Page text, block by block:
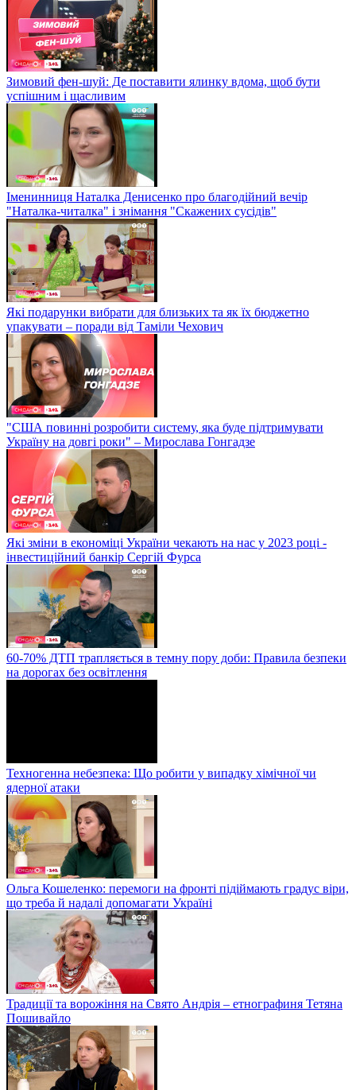
Зимовий фен-шуй: Де поставити ялинку вдома, щоб бути
успішним і щасливим
Іменинниця Наталка Денисенко про благодійний вечір
"Наталка-читалка" і знімання "Скажених сусідів"
Які подарунки вибрати для близьких та як їх бюджетно
упакувати – поради від Таміли Чехович
"США повинні розробити систему, яка буде підтримувати
Україну на довгі роки" – Мирослава Гонгадзе
Які зміни в економіці України чекають на нас у 2023 році -
інвестиційний банкір Сергій Фурса
60-70% ДТП трапляється в темну пору доби: Правила безпеки
на дорогах без освітлення
Техногенна небезпека: Що робити у випадку хімічної чи
ядерної атаки
Ольга Кошеленко: перемоги на фронті підіймають градус віри,
що треба й надалі допомагати Україні
Традиції та ворожіння на Свято Андрія – етнографиня Тетяна
Пошивайло